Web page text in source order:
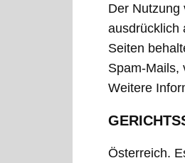
Der Nutzung
ausdrücklich
Seiten
Spam-Mails,
Weitere
Österreich.